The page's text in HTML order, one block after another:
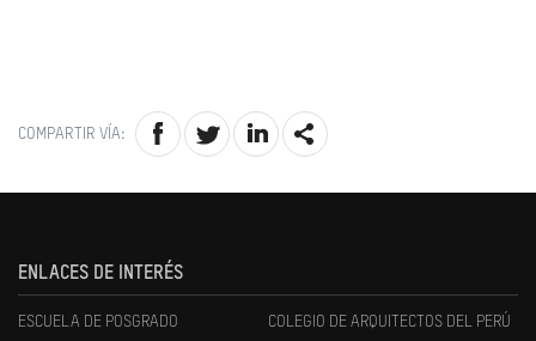
COMPARTIR VÍA:
ENLACES DE INTERÉS
ESCUELA DE POSGRADO COLEGIO DE ARQUITECTOS DEL PERÚ